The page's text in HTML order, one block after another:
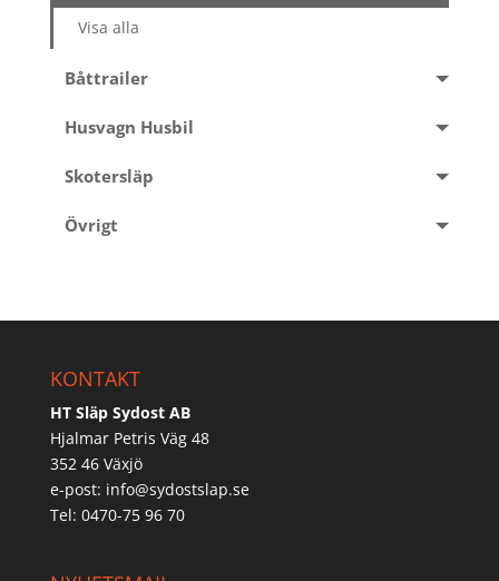
Visa alla
Båttrailer
Husvagn Husbil
Skotersläp
Övrigt
KONTAKT
HT Släp Sydost AB
Hjalmar Petris Väg 48
352 46 Växjö
e-post: info@sydostslap.se
Tel: 0470-75 96 70